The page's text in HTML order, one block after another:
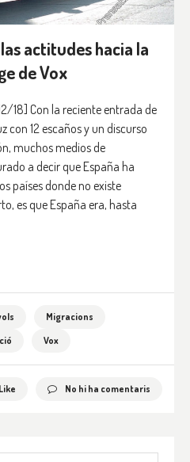
actitudes hacia la
de Vox
18] Con la reciente entrada de
con 12 escaños y un discurso
muchos medios de
a decir que España ha
países donde no existe
es que España era, hasta
Migracions
Vox
Like No hi ha comentaris